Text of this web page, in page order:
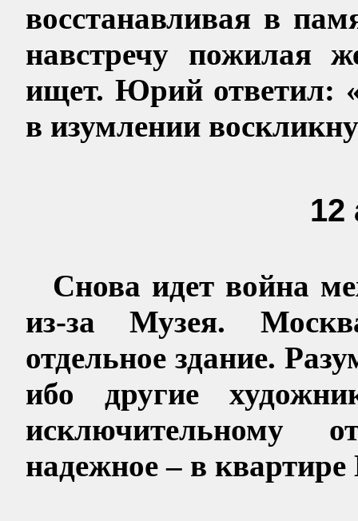
восстанавливая в
навстречу пожилая
ищет. Юрий ответил:
в изумлении
12
Снова идет война
из-за Музея.
отдельное здание.
ибо другие
исключительному
надежное – в